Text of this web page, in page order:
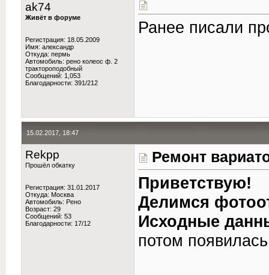
ak74
Живёт в форуме
Регистрация: 18.05.2009
Имя: александр
Откуда: пермь
Автомобиль: рено колеос ф. 2
трактороподобный
Сообщений: 1,053
Благодарности: 391/212
Ранее писали
15.02.2017, 18:47
Rekpp
Прошёл обкатку
Регистрация: 31.01.2017
Откуда: Москва
Автомобиль: Рено
Возраст: 29
Сообщений: 53
Благодарности: 17/12
Ремонт
Приветствую!
Делимся
Исходные
потом